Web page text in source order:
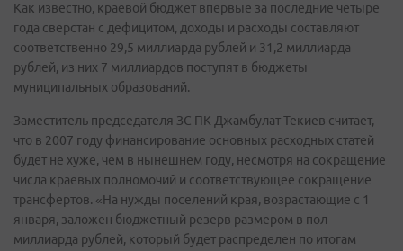
Как известно, краевой бюджет впервые за последние четыре
года сверстан с дефицитом, доходы и расходы составляют
соответственно 29,5 миллиарда рублей и 31,2 миллиарда
рублей, из них 7 миллиардов поступят в бюджеты
муниципальных образований.
Заместитель председателя ЗС ПК Джамбулат Текиев считает,
что в 2007 году финансирование основных расходных статей
будет не хуже, чем в нынешнем году, несмотря на сокращение
числа краевых полномочий и соответствующее сокращение
трансфертов. «На нужды поселений края, возрастающие с 1
января, заложен бюджетный резерв размером в пол-
миллиарда рублей, который будет распределен по итогам